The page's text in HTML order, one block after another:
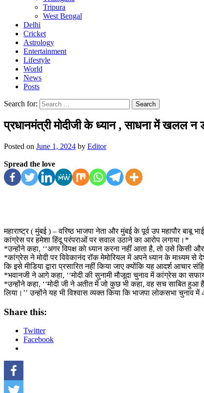
Tripura
West Bengal
Delhi
Cricket
Astrology
Entertainment
Lifestyle
World
News
Posts
Search for:
प्रधानमंत्री मोदीजी के ध्यान , साधना में खलल न
Posted on June 1, 2024 by Editor
Spread the love
महाराष्ट्र ( मुंबई ) – वरिष्ठ भाजपा नेता और मुंबई के पूर्व उप महापौर बाबू
कांग्रेस पर हमेशा हिंदू परंपराओं पर सवाल उठाने का आरोप लगाया।*
*उन्होंने कहा, ‘‘अगर विपक्ष को ध्यान करना नहीं आता है, तो उसे किसी
*कांग्रेस ने मोदी पर विवेकानंद रॉक मेमोरियल में अपने ध्यान के माध्यम
कि इसे मीडिया द्वारा प्रसारित नहीं किया जाए क्योंकि यह आदर्श आचार
*भवानजी ने आगे कहा, ‘‘मोदी की सुनामी मौजूदा चुनाव में कांग्रेस का
*उन्होंने कहा, ‘‘मोदी जी ने अतीत में जो कुछ भी कहा, वह सच साबित हुआ
लिया।’’ उन्होंने यह भी विश्वास व्यक्त किया कि भाजपा लोकसभा चुनाव
Share this:
Twitter
Facebook